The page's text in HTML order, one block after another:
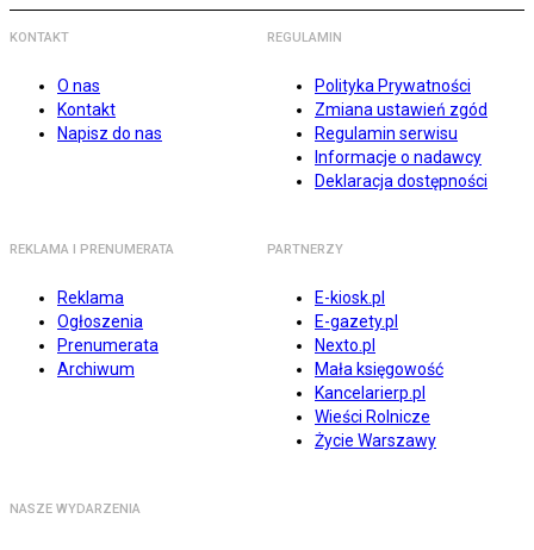
KONTAKT
O nas
Kontakt
Napisz do nas
REGULAMIN
Polityka Prywatności
Zmiana ustawień zgód
Regulamin serwisu
Informacje o nadawcy
Deklaracja dostępności
REKLAMA I PRENUMERATA
Reklama
Ogłoszenia
Prenumerata
Archiwum
PARTNERZY
E-kiosk.pl
E-gazety.pl
Nexto.pl
Mała księgowość
Kancelarierp.pl
Wieści Rolnicze
Życie Warszawy
NASZE WYDARZENIA